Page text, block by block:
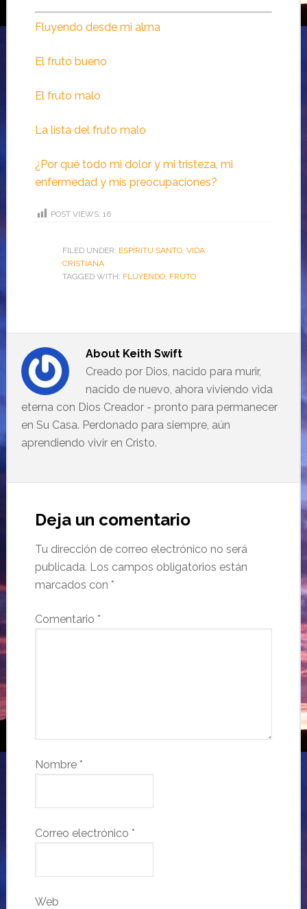
Fluyendo desde mi alma
El fruto bueno
El fruto malo
La lista del fruto malo
¿Por qué todo mi dolor y mi tristeza, mi
enfermedad y mis preocupaciones?
POST VIEWS: 16
FILED UNDER: ESPÍRITU SANTO, VIDA
CRISTIANA
TAGGED WITH: FLUYENDO, FRUTO
About Keith Swift
Creado por Dios, nacido para murir,
nacido de nuevo, ahora viviendo vida
eterna con Dios Creador - pronto para permanecer
en Su Casa. Perdonado para siempre, aún
aprendiendo vivir en Cristo.
Deja un comentario
Tu dirección de correo electrónico no será
publicada. Los campos obligatorios están
marcados con *
Comentario *
Nombre *
Correo electrónico *
Web